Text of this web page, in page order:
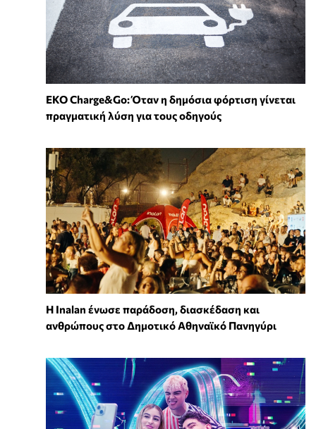
EKO Charge&Go: Όταν η δημόσια φόρτιση γίνεται
πραγματική λύση για τους οδηγούς
Η Inalan ένωσε παράδοση, διασκέδαση και
ανθρώπους στο Δημοτικό Αθηναϊκό Πανηγύρι